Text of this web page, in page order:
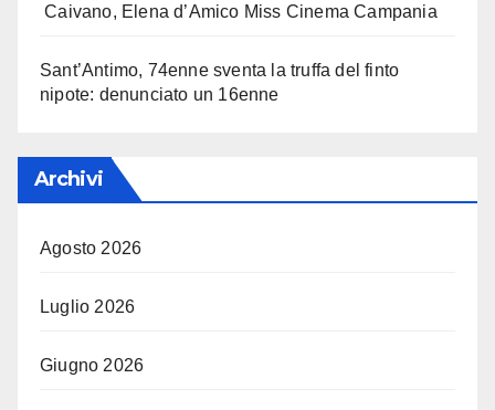
Caivano, Elena d’Amico Miss Cinema Campania
Sant’Antimo, 74enne sventa la truffa del finto
nipote: denunciato un 16enne
Archivi
Agosto 2026
Luglio 2026
Giugno 2026